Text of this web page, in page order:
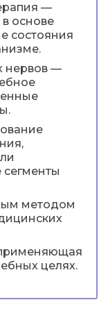
—
основе
состояния
нервов —
методом
целях.